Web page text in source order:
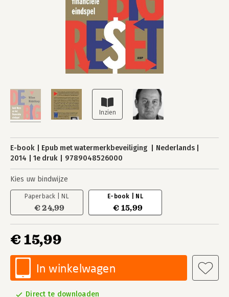
E-book Epub met watermerkbeveiliging
Nederlands
2014
1e druk 9789048526000
Kies uw bindwijze
Paperback | NL
€ 24,99
E-book | NL
€ 15,99
€ 15,99
In winkelwagen
Direct te downloaden